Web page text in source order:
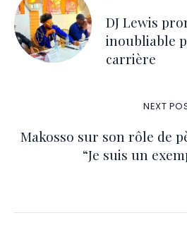
DJ Lewis
inoubliable
carrière
NEXT
Makosso sur son rôle de
“Je suis un